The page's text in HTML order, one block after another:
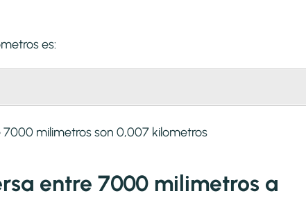
es:
milimetros son 0,007 kilometros
entre 7000 milimetros a